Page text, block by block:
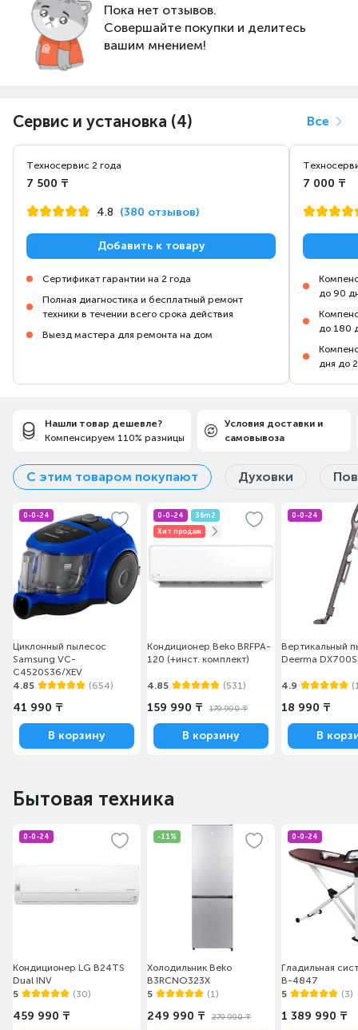
Пока нет отзывов.
Совершайте покупки и делитесь
вашим мнением!
Сервис и установка (4) Все
Техносервис 2 года
7 500 ₸
4.8 (380 отзывов)
Добавить к товару
Сертификат гарантии на 2 года
Полная диагностика и бесплатный ремонт
техники в течении всего срока действия
Выезд мастера для ремонта на дом
7 000 ₸
до 90
до 180
дня до
Нашли товар дешевле?
Компенсируем 110% разницы
Условия доставки и
самовывоза
С этим товаром покупают Духовки
0-0-24
Циклонный пылесос
Samsung VC-
C4520S36/XEV
4.85
(654)
41 990 ₸
В корзину
0-0-24
36m2
Хит продаж
Кондиционер Beko BRFPA-
120 (+инст. комплект)
4.85 (531)
159 990 ₸ 179 990 ₸
В корзину
0-0-24
Вертикальный
Deerma
4.9
18 990 ₸
В
Бытовая техника
0-0-24
Кондиционер LG B24TS
Dual INV
5
(30)
459 990 ₸
-11%
Холодильник Beko
B3RCNO323X
5
(1)
249 990 ₸ 279 990 ₸
0-0-24
Гладильная
B-4847
5
(3)
1 389 990 ₸